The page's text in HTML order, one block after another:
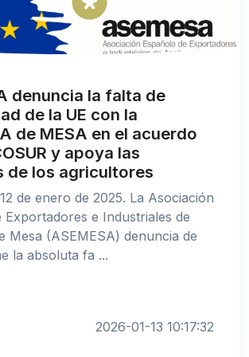
denuncia la falta de
de la UE con la
de MESA en el acuerdo
y apoya las
de los agricultores
de enero de 2025. La Asociación
Exportadores e Industriales de
Mesa (ASEMESA) denuncia de
la absoluta fa ...
2026-01-13 10:17:32